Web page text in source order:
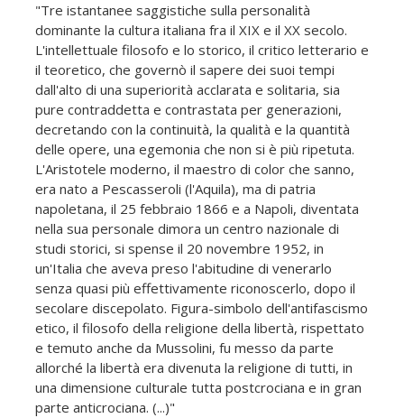
"Tre istantanee saggistiche sulla personalità
dominante la cultura italiana fra il XIX e il XX secolo.
L'intellettuale filosofo e lo storico, il critico letterario e
il teoretico, che governò il sapere dei suoi tempi
dall'alto di una superiorità acclarata e solitaria, sia
pure contraddetta e contrastata per generazioni,
decretando con la continuità, la qualità e la quantità
delle opere, una egemonia che non si è più ripetuta.
L'Aristotele moderno, il maestro di color che sanno,
era nato a Pescasseroli (l'Aquila), ma di patria
napoletana, il 25 febbraio 1866 e a Napoli, diventata
nella sua personale dimora un centro nazionale di
studi storici, si spense il 20 novembre 1952, in
un'Italia che aveva preso l'abitudine di venerarlo
senza quasi più effettivamente riconoscerlo, dopo il
secolare discepolato. Figura-simbolo dell'antifascismo
etico, il filosofo della religione della libertà, rispettato
e temuto anche da Mussolini, fu messo da parte
allorché la libertà era divenuta la religione di tutti, in
una dimensione culturale tutta postcrociana e in gran
parte anticrociana. (...)"